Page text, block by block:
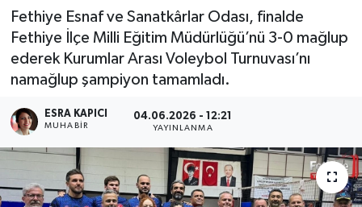
Fethiye Esnaf ve Sanatkârlar Odası, finalde
Fethiye İlçe Milli Eğitim Müdürlüğü’nü 3-0 mağlup
ederek Kurumlar Arası Voleybol Turnuvası’nı
namağlup şampiyon tamamladı.
ESRA KAPICI
MUHABİR
04.06.2026 - 12:21
YAYINLANMA
Kültür
Spor
Turizm
Tüm Manşetler
Haber Arşivi